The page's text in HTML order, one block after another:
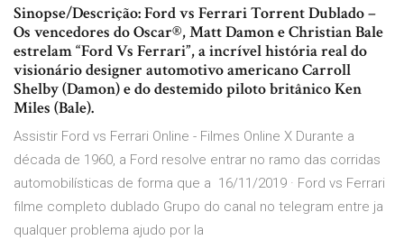
Sinopse/Descrição: Ford vs Ferrari Torrent Dublado –
Os vencedores do Oscar®, Matt Damon e Christian Bale
estrelam “Ford Vs Ferrari”, a incrível história real do
visionário designer automotivo americano Carroll
Shelby (Damon) e do destemido piloto britânico Ken
Miles (Bale).
Assistir Ford vs Ferrari Online - Filmes Online X Durante a
década de 1960, a Ford resolve entrar no ramo das corridas
automobilísticas de forma que a 16/11/2019 · Ford vs Ferrari
filme completo dublado Grupo do canal no telegram entre ja
qualquer problema ajudo por la